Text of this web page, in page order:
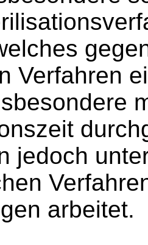
Verfahren
jedoch
arbeitet.